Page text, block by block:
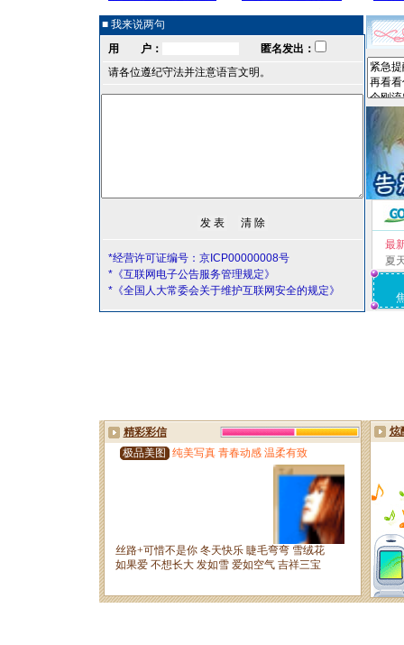
■ 我来说两句
用 户：
匿名发出：
请各位遵纪守法并注意语言文明。
*经营许可证编号：京ICP00000008号
*《互联网电子公告服务管理规定》
*《全国人大常委会关于维护互联网安全的规定》
最
夏